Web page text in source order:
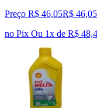
Preço R$ 46,05R$ 46,05
no Pix Ou 1x de R$